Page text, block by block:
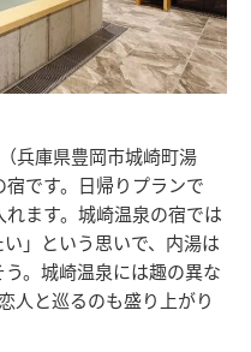
兵庫県豊岡市城崎町湯
です。日帰りプランで
ます。城崎温泉の宿では
い」という思いで、内湯は
。城崎温泉には趣の異な
人と巡るのも盛り上がり